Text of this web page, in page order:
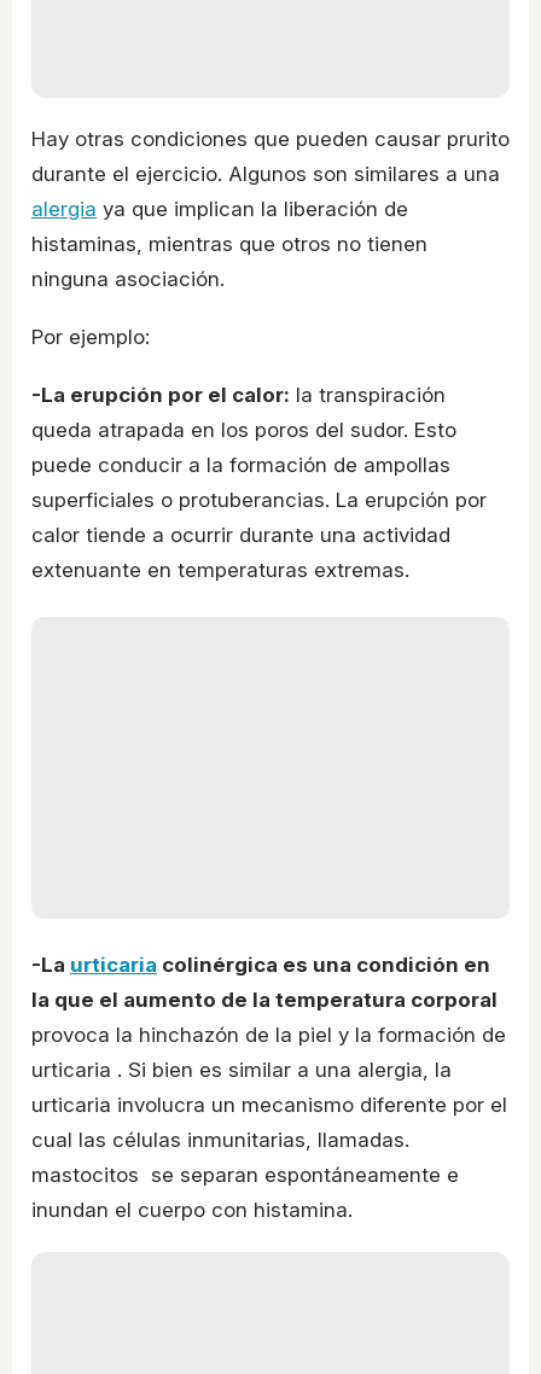
Hay otras condiciones que pueden causar prurito
durante el ejercicio. Algunos son similares a una
alergia ya que implican la liberación de
histaminas, mientras que otros no tienen
ninguna asociación.
Por ejemplo:
-La erupción por el calor: la transpiración
queda atrapada en los poros del sudor. Esto
puede conducir a la formación de ampollas
superficiales o protuberancias. La erupción por
calor tiende a ocurrir durante una actividad
extenuante en temperaturas extremas.
-La urticaria colinérgica es una condición en
la que el aumento de la temperatura corporal
provoca la hinchazón de la piel y la formación de
urticaria . Si bien es similar a una alergia, la
urticaria involucra un mecanismo diferente por el
cual las células inmunitarias, llamadas.
mastocitos se separan espontáneamente e
inundan el cuerpo con histamina.